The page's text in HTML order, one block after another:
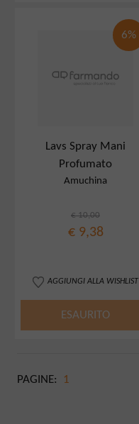
6%
Lavs Spray Mani
Profumato
Amuchina
€ 10,00
€ 9,38
AGGIUNGI ALLA WISHLIST
ESAURITO
PAGINE: 1